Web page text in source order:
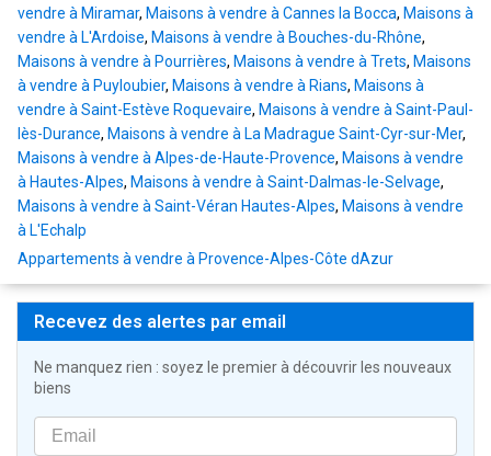
vendre à Miramar, Maisons à vendre à Cannes la Bocca, Maisons à
vendre à L'Ardoise, Maisons à vendre à Bouches-du-Rhône,
Maisons à vendre à Pourrières, Maisons à vendre à Trets, Maisons
à vendre à Puyloubier, Maisons à vendre à Rians, Maisons à
vendre à Saint-Estève Roquevaire, Maisons à vendre à Saint-Paul-
lès-Durance, Maisons à vendre à La Madrague Saint-Cyr-sur-Mer,
Maisons à vendre à Alpes-de-Haute-Provence, Maisons à vendre
à Hautes-Alpes, Maisons à vendre à Saint-Dalmas-le-Selvage,
Maisons à vendre à Saint-Véran Hautes-Alpes, Maisons à vendre
à L'Echalp
Appartements à vendre à Provence-Alpes-Côte dAzur
Recevez des alertes par email
Ne manquez rien : soyez le premier à découvrir les nouveaux
biens